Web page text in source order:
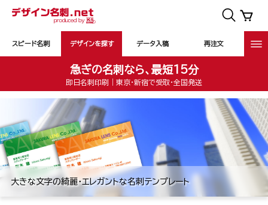
スピード名刺 デザインを探す データ入稿 再注文
急ぎの名刺なら、最短15分
即日名刺印刷｜東京・新宿で受取・全国発送
大きな文字の綺麗・エレガントな名刺テンプレート